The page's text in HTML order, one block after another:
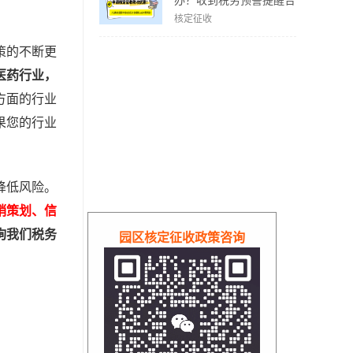
规解决方案！
核定征收
不断更
行业，
面的行业
您的行业
风险。
策划、信
我们税务
园区核定征收政策咨询